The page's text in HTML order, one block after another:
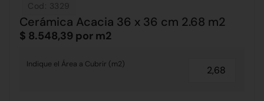
Cod: 3329
Cerámica Acacia 36 x 36 cm 2.68 m2
$ 8.548,39 por m2
Indique el Área a Cubrir (m2)